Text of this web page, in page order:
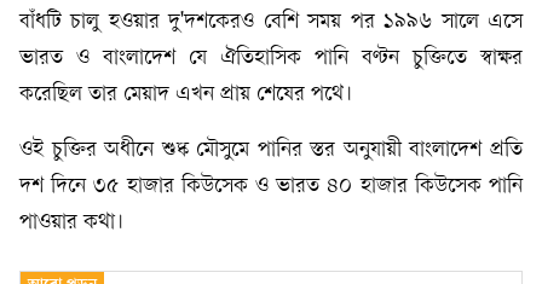
বাঁধটি চালু হওয়ার দু'দশকেরও বেশি সময় পর ১৯৯৬ সালে এসে
ভারত ও বাংলাদেশ যে ঐতিহাসিক পানি বণ্টন চুক্তিতে স্বাক্ষর
করেছিল তার মেয়াদ এখন প্রায় শেষের পথে।
ওই চুক্তির অধীনে শুষ্ক মৌসুমে পানির স্তর অনুযায়ী বাংলাদেশ প্রতি
দশ দিনে ৩৫ হাজার কিউসেক ও ভারত ৪০ হাজার কিউসেক পানি
পাওয়ার কথা।